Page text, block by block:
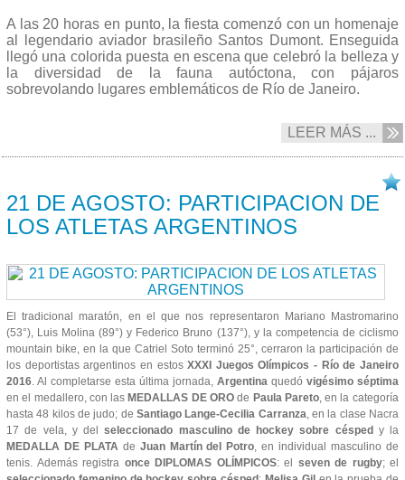
A las 20 horas en punto, la fiesta comenzó con un homenaje
al legendario aviador brasileño Santos Dumont. Enseguida
llegó una colorida puesta en escena que celebró la belleza y
la diversidad de la fauna autóctona, con pájaros
sobrevolando lugares emblemáticos de Río de Janeiro.
LEER MÁS ...
21 DE AGOSTO: PARTICIPACION DE
LOS ATLETAS ARGENTINOS
El tradicional maratón, en el que nos representaron Mariano Mastromarino
(53°), Luis Molina (89°) y Federico Bruno (137°), y la competencia de ciclismo
mountain bike, en la que Catriel Soto terminó 25°, cerraron la participación de
los deportistas argentinos en estosXXXI Juegos Olímpicos - Río de Janeiro
2016 . Al completarse esta última jornada, Argentina quedó vigésimo séptima
en el medallero, con lasMEDALLAS DE ORO de Paula Pareto, en la categoría
hasta 48 kilos de judo; de Santiago Lange-Cecilia Carranza , en la clase Nacra
17 de vela, y delseleccionado masculino de hockey sobre céspedy la
MEDALLA DE PLATA de Juan Martín del Potro , en individual masculino de
tenis. Además registra once DIPLOMAS OLÍMPICOS: el seven de rugby; el